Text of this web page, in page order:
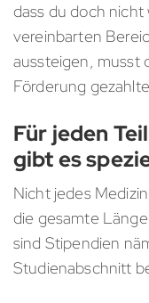
dass du doch
vereinbarten
aussteigen, musst
Förderung
Für jeden
gibt es
Nicht jedes
die gesamte
sind Stipendien
Studienabschnitt